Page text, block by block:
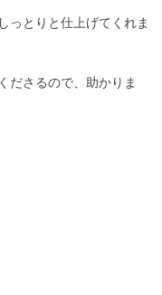
っとりと仕上げてくれま
ださるので、助かりま